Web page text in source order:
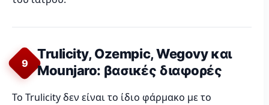
9
Trulicity, Ozempic, Wegovy και
Mounjaro: βασικές διαφορές
Το Trulicity δεν είναι το ίδιο φάρμακο με το